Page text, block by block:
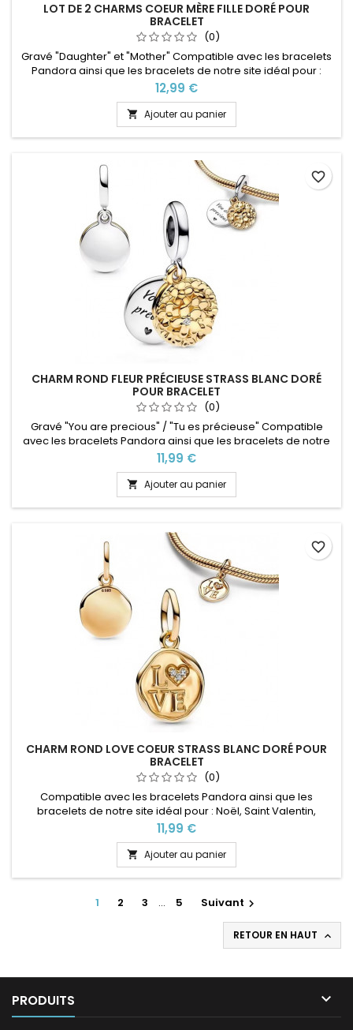
LOT DE 2 CHARMS COEUR MÈRE FILLE DORÉ POUR
BRACELET
(0)
Gravé "Daughter" et "Mother" Compatible avec les bracelets
Pandora ainsi que les bracelets de notre site idéal pour :
Noël, Saint Valentin, anniversaire, anniversaire de mariage
Prix
12,99 €
 Ajouter au panier
CHARM ROND FLEUR PRÉCIEUSE STRASS BLANC DORÉ
POUR BRACELET
(0)
Gravé "You are precious" / "Tu es précieuse" Compatible
avec les bracelets Pandora ainsi que les bracelets de notre
site idéal pour : Noël, Saint Valentin, anniversaire,
anniversaire de mariage
Prix
11,99 €
 Ajouter au panier
favorite_border
CHARM ROND LOVE COEUR STRASS BLANC DORÉ POUR
BRACELET
(0)
Compatible avec les bracelets Pandora ainsi que les
bracelets de notre site idéal pour : Noël, Saint Valentin,
anniversaire, anniversaire de mariage
Prix
11,99 €
 Ajouter au panier
favorite_border
1 2 3 … 5 Suivant 
RETOUR EN HAUT 
PRODUITS 